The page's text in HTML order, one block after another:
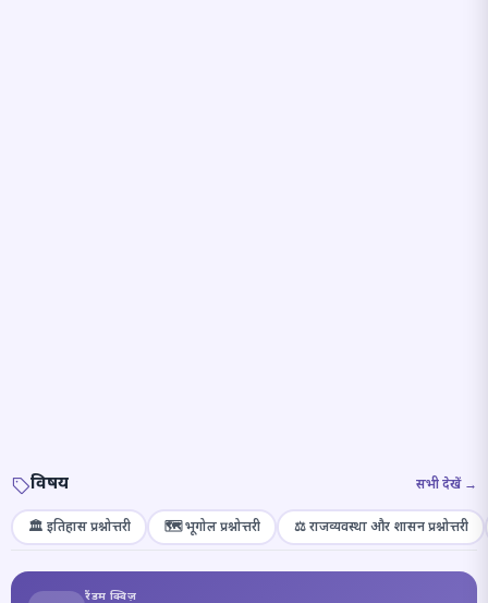
विषय सभी देखें →
🏛️ इतिहास प्रश्नोत्तरी 🗺️ भूगोल प्रश्नोत्तरी ⚖️ राजव्यवस्था और शासन प्रश्नोत्तरी
रैंडम क्विज़